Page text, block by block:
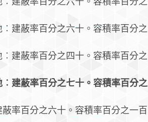
建蔽率百分之六十。容積率百分之
建蔽率百分之四十。容積率百分之
建蔽率百分之七十。容積率百分之
率百分之六十。容積率百分之一百